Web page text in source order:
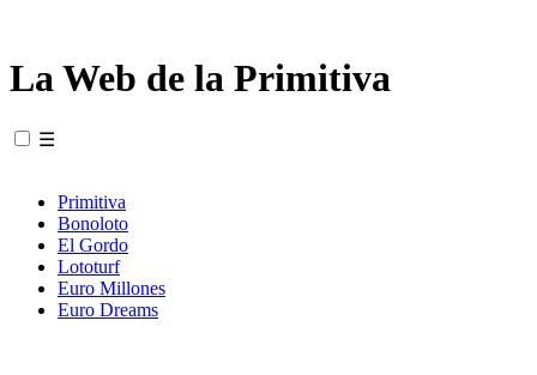
La Web de la Primitiva
☰
Primitiva
Bonoloto
El Gordo
Lototurf
Euro Millones
Euro Dreams